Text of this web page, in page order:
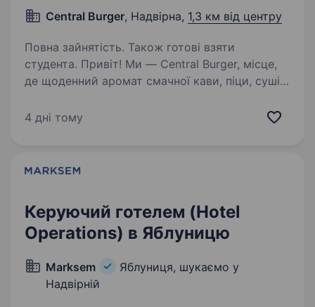
Central Burger, Надвірна, 1,3 км від центру
Повна зайнятість. Також готові взяти
студента. Привіт! Ми — Central Burger, місце,
де щоденний аромат смачної кави, піци, суші
затишку і драйву. Якщо ти любиш
4 дні тому
Керуючий готелем (Hotel
Operations) в Яблуницю
Marksem
Яблуниця, шукаємо у
Надвірній